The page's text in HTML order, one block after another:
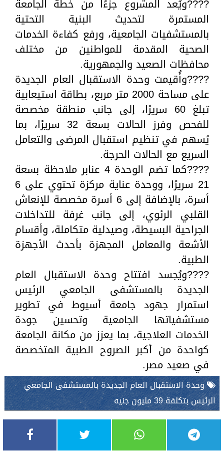
????ويُعد المشروع جزءًا من خطة الجامعة
المستمرة لتحديث البنية التحتية
بالمستشفيات الجامعية، ورفع كفاءة الخدمات
الصحية المقدمة للمواطنين من مختلف
محافظات الصعيد والجمهورية.
????وأُقيمت وحدة الاستقبال العام الجديدة
على مساحة 2000 متر مربع، بطاقة استيعابية
تبلغ 60 سريرًا، إلى جانب منطقة مخصصة
للفحص وفرز الحالات بسعة 32 سريرًا، بما
يُسهم في تنظيم استقبال المرضى والتعامل
السريع مع الحالات الحرجة.
????كما تضم الوحدة 4 عنابر ملاحظة بسعة
21 سريرًا، ووحدة عناية مركزة تحتوي على 6
أسرة، بالإضافة إلى 6 أسرة مخصصة للإنعاش
القلبي الرئوي، إلى جانب غرفة للتداخلات
الجراحية البسيطة، وصيدلية متكاملة، وأقسام
الأشعة والمعامل المجهزة بأحدث الأجهزة
الطبية.
????ويُجسد افتتاح وحدة الاستقبال العام
الجديدة بالمستشفى الجامعي الرئيس
استمرار جهود جامعة أسيوط في تطوير
مستشفياتها الجامعية وتحسين جودة
الخدمات العلاجية، بما يعزز من مكانة الجامعة
كواحدة من أكبر الصروح الطبية المتخصصة
في صعيد مصر.
وحدة الاستقبال العام الجديدة بالمستشفى الجامعي
الرئيس بتكلفة 39 مليون جنيه